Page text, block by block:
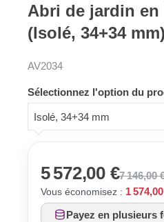
Abri de jardin en
(Isolé, 34+34
AV2034
Sélectionnez l'option du
Isolé, 34+34 mm
5 572,00 €7 146,00
Vous économisez : 1
Payez en plusieurs